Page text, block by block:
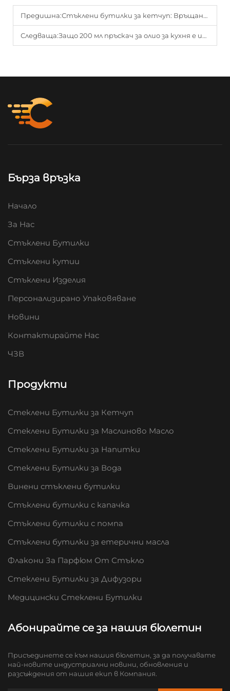
Предишна:Стъклени бутилки за кетчуп: Връщане към устойчивото опаковане
Следваща:Защо 200 мл пръскач за олио за кухня е идеален избор за хранителната индустрия?
Бърза връзка
Начало
За Нас
Стъклени Бутилки
Стъклени кутии
Стъклени Изделия
Персонализирано Упаковяване
Новини
Контактирайте Нас
ЧЗВ
Продукти
Стеклени Бутилки за Кетчуп
Стеклени Бутилки за Маслиново Масло
Стеклени Бутилки за Напитки
Стеклени Бутилки за Вода
Винени стъклени бутилки
Стъклени бутилки с капачка
Стъклени бутилки с помпа
Стъклени бутилки за етерични масла
Флакони За Парфюм От Стъкло
Стеклени Бутилки за Дифузори
Медицински Стеклени Бутилки
Абонирайте се за нашия бюлетин
Присъединете се към нашия бюлетин, за да получавате
най-новите индустриални новини, обновления и
разсъждения от нашия екип в Компания.